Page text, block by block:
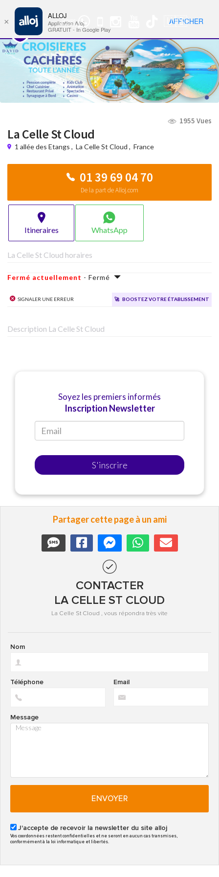
Groupe
WhatsApp
🇺🇸 Nav
1955 Vues
La Celle St Cloud
1 allée des Etangs , La Celle St Cloud , France
01 39 69 04 70
De la part de Alloj.com
Itineraires WhatsApp
La Celle St Cloud horaires
Fermé actuellement - Fermé
Signaler une erreur 🚀 Boostez votre établissement
Description La Celle St Cloud
Soyez les premiers informés
Inscription Newsletter
S'inscrire
Partager cette page à un ami
CONTACTER
LA CELLE ST CLOUD
La Celle St Cloud , vous répondra très vite
Nom
Email
Téléphone
Message
ENVOYER
J'accepte de recevoir la newsletter du site alloj
Vos coordonnées restent confidentielles et ne seront en aucun cas transmises,
conformément à la loi informatique et libertés.
×
ALLOJ
Application Alloj
GRATUIT - In Google Play
AFFICHER